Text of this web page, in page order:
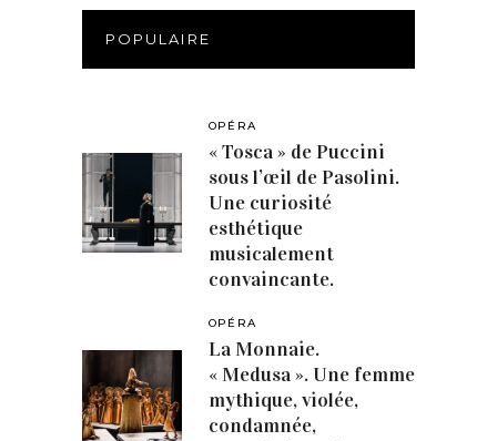
POPULAIRE
OPÉRA
« Tosca » de Puccini
sous l’œil de Pasolini.
Une curiosité
esthétique
musicalement
convaincante.
OPÉRA
La Monnaie.
« Medusa ». Une femme
mythique, violée,
condamnée,